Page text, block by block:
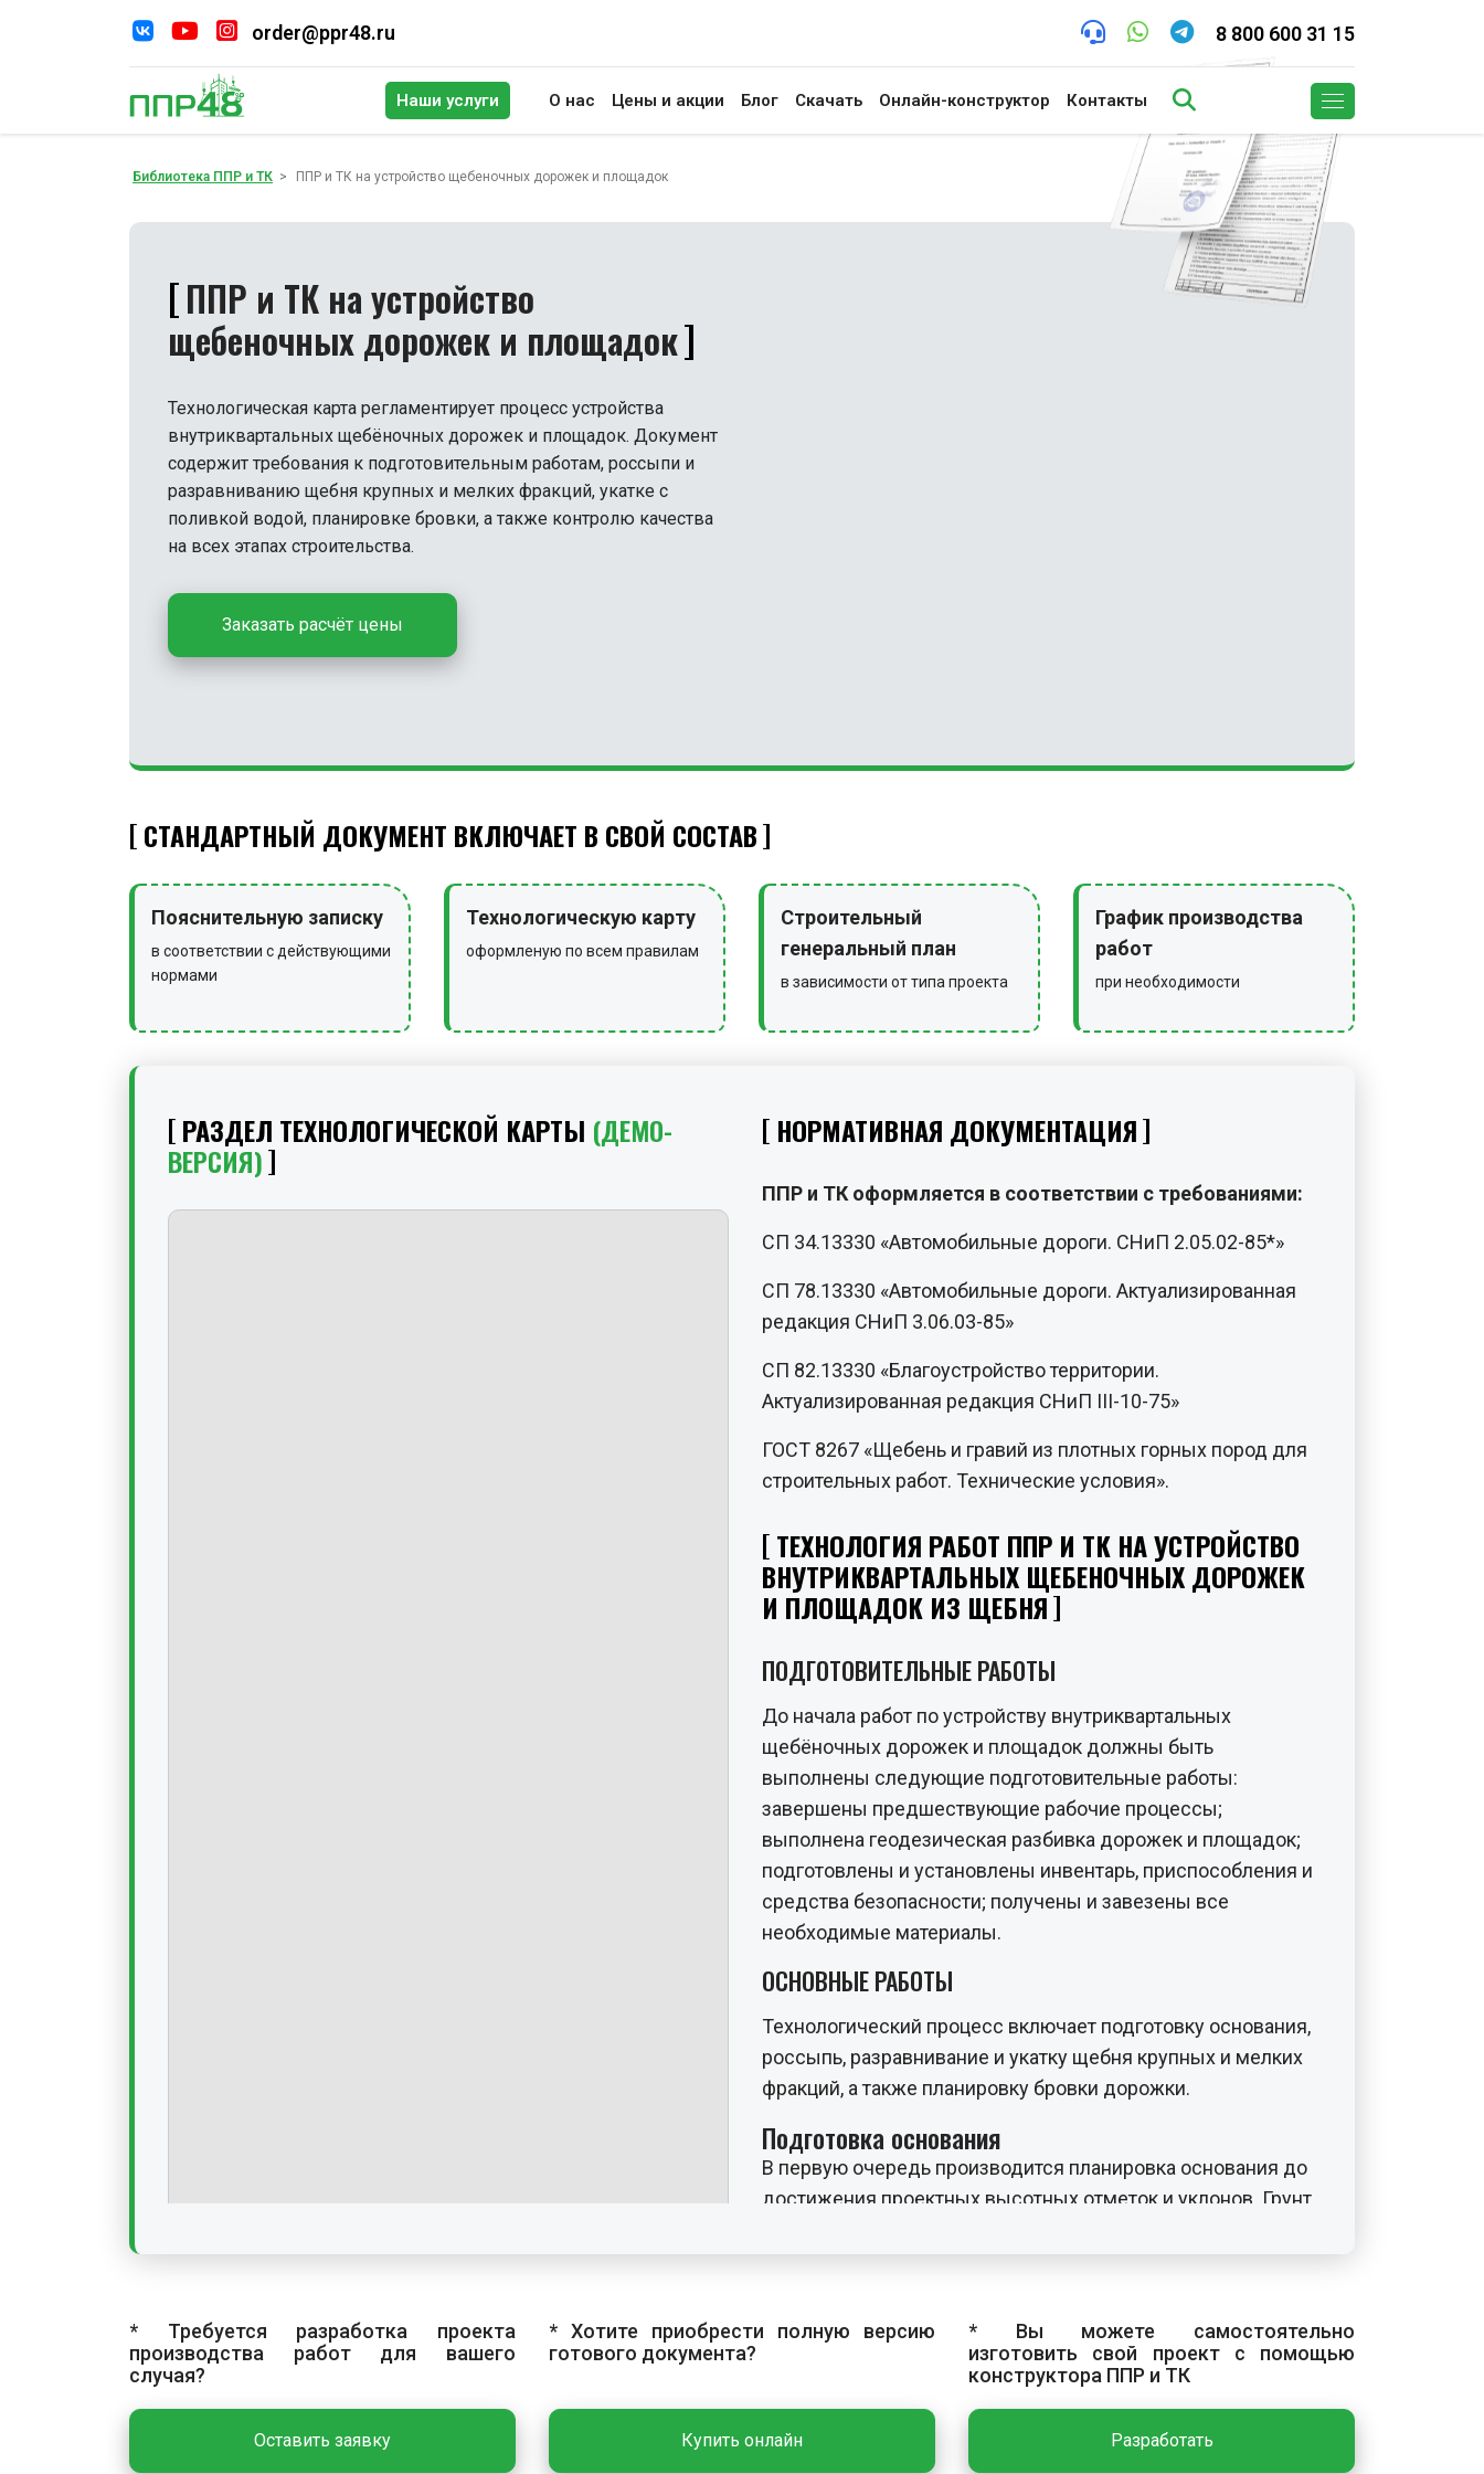
order@ppr48.ru 8 800 600 31 15
Наши услуги О нас Цены и акции Блог Скачать Онлайн-конструктор Контакты
Библиотека ППР и ТК ППР и ТК на устройство щебеночных дорожек и площадок
ППР и ТК на устройство
щебеночных дорожек и площадок
Технологическая карта регламентирует процесс устройства
внутриквартальных щебёночных дорожек и площадок. Документ
содержит требования к подготовительным работам, россыпи и
разравниванию щебня крупных и мелких фракций, укатке с
поливкой водой, планировке бровки, а также контролю качества
на всех этапах строительства.
Заказать расчёт цены
СТАНДАРТНЫЙ ДОКУМЕНТ ВКЛЮЧАЕТ В СВОЙ СОСТАВ
Пояснительную записку
в соответствии с действующими
нормами
Технологическую карту
оформленую по всем правилам
Строительный
генеральный план
в зависимости от типа проекта
График производства
работ
при необходимости
РАЗДЕЛ ТЕХНОЛОГИЧЕСКОЙ КАРТЫ (ДЕМО-
ВЕРСИЯ)
НОРМАТИВНАЯ ДОКУМЕНТАЦИЯ
ППР и ТК оформляется в соответствии с требованиями:
СП 34.13330 «Автомобильные дороги. СНиП 2.05.02-85*»
СП 78.13330 «Автомобильные дороги. Актуализированная
редакция СНиП 3.06.03-85»
СП 82.13330 «Благоустройство территории.
Актуализированная редакция СНиП III-10-75»
ГОСТ 8267 «Щебень и гравий из плотных горных пород для
строительных работ. Технические условия».
ТЕХНОЛОГИЯ РАБОТ ППР И ТК НА УСТРОЙСТВО
ВНУТРИКВАРТАЛЬНЫХ ЩЕБЕНОЧНЫХ ДОРОЖЕК
И ПЛОЩАДОК ИЗ ЩЕБНЯ
ПОДГОТОВИТЕЛЬНЫЕ РАБОТЫ
До начала работ по устройству внутриквартальных
щебёночных дорожек и площадок должны быть
выполнены следующие подготовительные работы:
завершены предшествующие рабочие процессы;
выполнена геодезическая разбивка дорожек и площадок;
подготовлены и установлены инвентарь, приспособления и
средства безопасности; получены и завезены все
необходимые материалы.
ОСНОВНЫЕ РАБОТЫ
Технологический процесс включает подготовку основания,
россыпь, разравнивание и укатку щебня крупных и мелких
фракций, а также планировку бровки дорожки.
Подготовка основания
В первую очередь производится планировка основания до
достижения проектных высотных отметок и уклонов. Грунт
поверхности грунта водой.
Россыпь, разравнивание и укатка щебня крупных
фракций
Для нижних и средних слоёв щебёночных оснований и
покрытий следует применять щебень фракций 40–70 и 70–
* Требуется разработка проекта
производства работ для вашего
случая?
Оставить заявку
* Хотите приобрести полную версию
готового документа?
Купить онлайн
* Вы можете самостоятельно
изготовить свой проект с помощью
конструктора ППР и ТК
Разработать
Поиск